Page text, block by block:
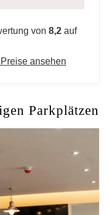
von 8,2 auf
ansehen
Parkplätzen